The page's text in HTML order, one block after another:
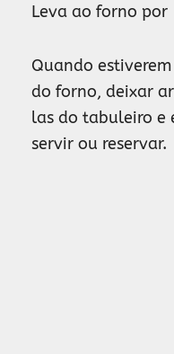
Leva ao forno
Quando
do forno, deixar
las do tabuleiro e
servir ou reservar.